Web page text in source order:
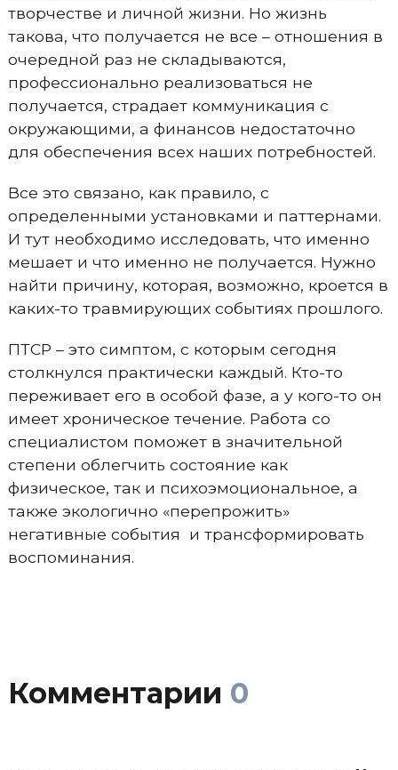
творчестве и личной жизни. Но жизнь
такова, что получается не все – отношения в
очередной раз не складываются,
профессионально реализоваться не
получается, страдает коммуникация с
окружающими, а финансов недостаточно
для обеспечения всех наших потребностей.
Все это связано, как правило, с
определенными установками и паттернами.
И тут необходимо исследовать, что именно
мешает и что именно не получается. Нужно
найти причину, которая, возможно, кроется в
каких-то травмирующих событиях прошлого.
ПТСР – это симптом, с которым сегодня
столкнулся практически каждый. Кто-то
переживает его в особой фазе, а у кого-то он
имеет хроническое течение. Работа со
специалистом поможет в значительной
степени облегчить состояние как
физическое, так и психоэмоциональное, а
также экологично «перепрожить»
негативные события и трансформировать
воспоминания.
Комментарии 0